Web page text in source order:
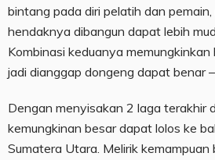
bintang pada diri pelatih dan pemain,
hendaknya dibangun dapat lebih
Kombinasi keduanya
jadi dianggap dongeng dapat benar
Dengan menyisakan 2 laga terakhir
kemungkinan besar dapat lolos ke
Sumatera Utara. Melirik kemampuan